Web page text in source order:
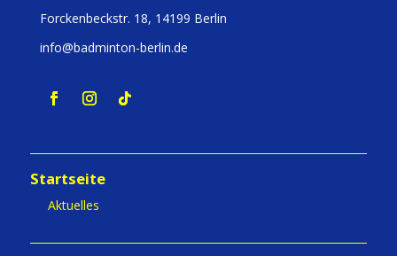
Forckenbeckstr. 18, 14199 Berlin
info@badminton-berlin.de
Startseite
Aktuelles